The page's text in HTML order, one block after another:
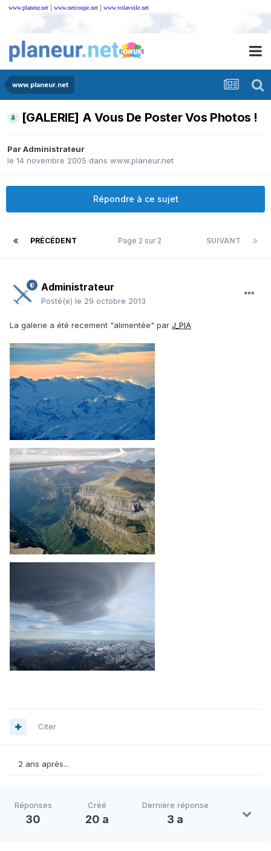
www.planeur.net | www.netcoupe.net | www.volavoile.net
www.planeur.net
[GALERIE] A Vous De Poster Vos Photos !
ParAdministrateur
le 14 novembre 2005 dans www.planeur.net
Répondre à ce sujet
PRÉCÉDENT SUIVANT
Page 2 sur 2
Administrateur
Posté(e) le 29 octobre 2013
La galerie a été recement "alimentée" par J_PIA
Citer
2 ans après...
Réponses
30
Créé
20 a
Dernière réponse
3 a